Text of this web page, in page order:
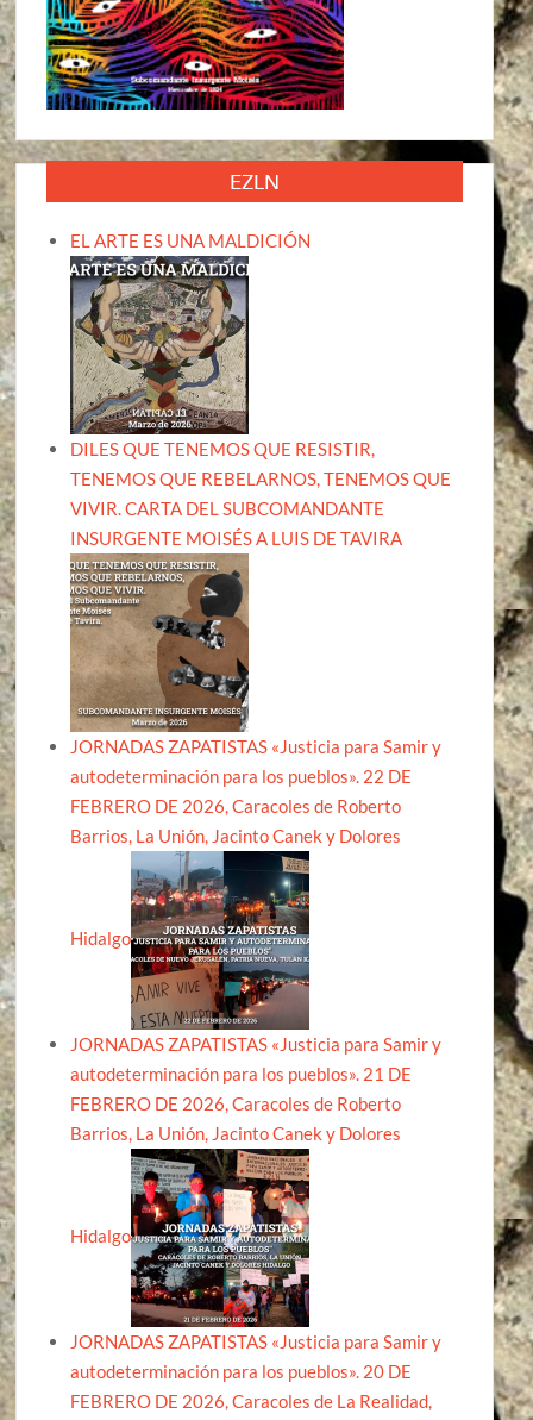
EZLN
EL ARTE ES UNA MALDICIÓN
DILES QUE TENEMOS QUE RESISTIR,
TENEMOS QUE REBELARNOS, TENEMOS QUE
VIVIR. CARTA DEL SUBCOMANDANTE
INSURGENTE MOISÉS A LUIS DE TAVIRA
JORNADAS ZAPATISTAS «Justicia para Samir y
autodeterminación para los pueblos». 22 DE
FEBRERO DE 2026, Caracoles de Roberto
Barrios, La Unión, Jacinto Canek y Dolores
Hidalgo
JORNADAS ZAPATISTAS «Justicia para Samir y
autodeterminación para los pueblos». 21 DE
FEBRERO DE 2026, Caracoles de Roberto
Barrios, La Unión, Jacinto Canek y Dolores
Hidalgo
JORNADAS ZAPATISTAS «Justicia para Samir y
autodeterminación para los pueblos». 20 DE
FEBRERO DE 2026, Caracoles de La Realidad,